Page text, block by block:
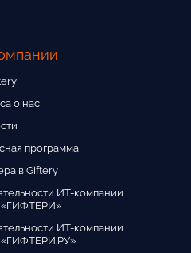
о нас
программа
в Giftery
ИТ-компании
ИТ-компании